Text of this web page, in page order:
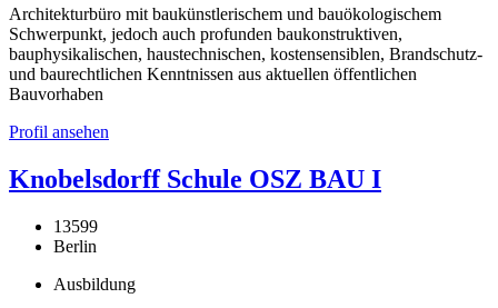
Architekturbüro mit baukünstlerischem und bauökologischem
Schwerpunkt, jedoch auch profunden baukonstruktiven,
bauphysikalischen, haustechnischen, kostensensiblen, Brandschutz-
und baurechtlichen Kenntnissen aus aktuellen öffentlichen
Bauvorhaben
Profil ansehen
Knobelsdorff Schule OSZ BAU I
13599
Berlin
Ausbildung